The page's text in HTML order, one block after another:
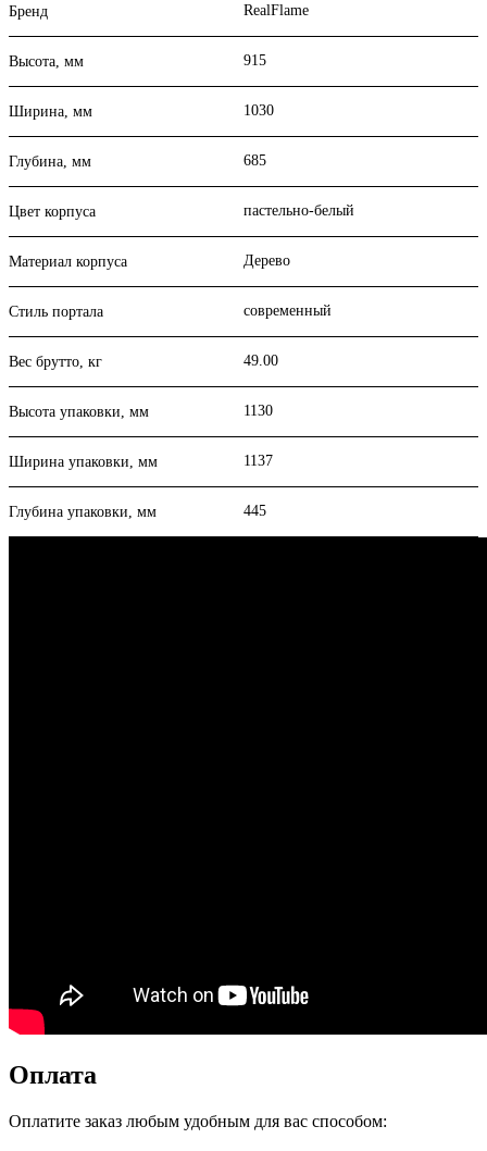
Бренд RealFlame
Высота, мм 915
Ширина, мм 1030
Глубина, мм 685
Цвет корпуса пастельно-белый
Материал корпуса Дерево
Стиль портала современный
Вес брутто, кг 49.00
Высота упаковки, мм 1130
Ширина упаковки, мм 1137
Глубина упаковки, мм 445
Оплата
Оплатите заказ любым удобным для вас способом: